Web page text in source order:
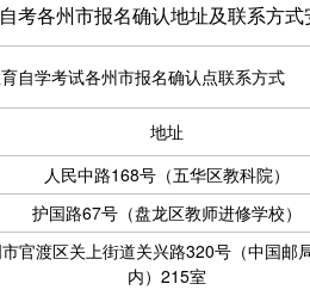
考各州市报名确认地址及联系方式
自学考试各州市报名确认点联系方式
地址
人民中路168号（五华区教科院）
护国路67号（盘龙区教师进修学校）
官渡区关上街道关兴路320号（中国邮
内）215室